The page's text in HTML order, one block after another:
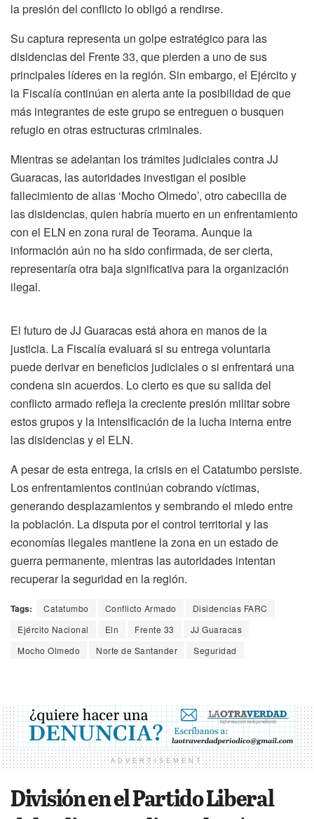
la presión del conflicto lo obligó a rendirse.
Su captura representa un golpe estratégico para las
disidencias del Frente 33, que pierden a uno de sus
principales líderes en la región. Sin embargo, el Ejército y
la Fiscalía continúan en alerta ante la posibilidad de que
más integrantes de este grupo se entreguen o busquen
refugio en otras estructuras criminales.
Mientras se adelantan los trámites judiciales contra JJ
Guaracas, las autoridades investigan el posible
fallecimiento de alias ‘Mocho Olmedo’, otro cabecilla de
las disidencias, quien habría muerto en un enfrentamiento
con el ELN en zona rural de Teorama. Aunque la
información aún no ha sido confirmada, de ser cierta,
representaría otra baja significativa para la organización
ilegal.
El futuro de JJ Guaracas está ahora en manos de la
justicia. La Fiscalía evaluará si su entrega voluntaria
puede derivar en beneficios judiciales o si enfrentará una
condena sin acuerdos. Lo cierto es que su salida del
conflicto armado refleja la creciente presión militar sobre
estos grupos y la intensificación de la lucha interna entre
las disidencias y el ELN.
A pesar de esta entrega, la crisis en el Catatumbo persiste.
Los enfrentamientos continúan cobrando víctimas,
generando desplazamientos y sembrando el miedo entre
la población. La disputa por el control territorial y las
economías ilegales mantiene la zona en un estado de
guerra permanente, mientras las autoridades intentan
recuperar la seguridad en la región.
Tags: Catatumbo Conflicto Armado
Disidencias FARC
Ejército Nacional
Eln Frente 33
JJ Guaracas
Mocho Olmedo
Norte de Santander Seguridad
ADVERTISEMENT
División en el Partido Liberal